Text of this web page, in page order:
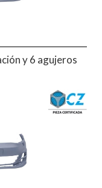
y 6 agujeros